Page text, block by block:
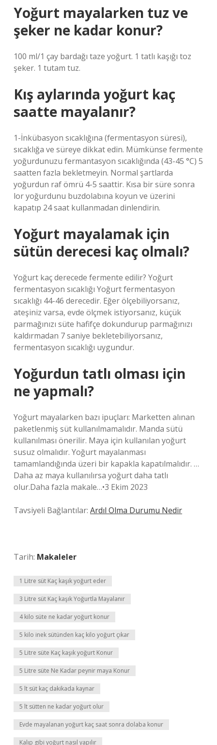
Yoğurt mayalarken tuz ve
şeker ne kadar konur?
100 ml/1 çay bardağı taze yoğurt. 1 tatlı kaşığı toz
şeker. 1 tutam tuz.
Kış aylarında yoğurt kaç
saatte mayalanır?
1-İnkübasyon sıcaklığına (fermentasyon süresi),
sıcaklığa ve süreye dikkat edin. Mümkünse fermente
yoğurdunuzu fermantasyon sıcaklığında (43-45 °C) 5
saatten fazla bekletmeyin. Normal şartlarda
yoğurdun raf ömrü 4-5 saattir. Kısa bir süre sonra
lor yoğurdunu buzdolabına koyun ve üzerini
kapatıp 24 saat kullanmadan dinlendirin.
Yoğurt mayalamak için
sütün derecesi kaç olmalı?
Yoğurt kaç derecede fermente edilir? Yoğurt
fermentasyon sıcaklığı Yoğurt fermentasyon
sıcaklığı 44-46 derecedir. Eğer ölçebiliyorsanız,
ateşiniz varsa, evde ölçmek istiyorsanız, küçük
parmağınızı süte hafifçe dokundurup parmağınızı
kaldırmadan 7 saniye bekletebiliyorsanız,
fermentasyon sıcaklığı uygundur.
Yoğurdun tatlı olması için
ne yapmalı?
Yoğurt mayalarken bazı ipuçları: Marketten alınan
paketlenmiş süt kullanılmamalıdır. Manda sütü
kullanılması önerilir. Maya için kullanılan yoğurt
susuz olmalıdır. Yoğurt mayalanması
tamamlandığında üzeri bir kapakla kapatılmalıdır. …
Daha az maya kullanılırsa yoğurt daha tatlı
olur.Daha fazla makale…•3 Ekim 2023
Tavsiyeli Bağlantılar: Ardıl Olma Durumu Nedir
Tarih: Makaleler
1 Litre süt Kaç kaşık yoğurt eder
3 Litre süt Kaç kaşık Yoğurtla Mayalanır
4 kilo süte ne kadar yoğurt konur
5 kilo inek sütünden kaç kilo yoğurt çıkar
5 Litre süte Kaç kaşık yoğurt Konur
5 Litre süte Ne Kadar peynir maya Konur
5 lt süt kaç dakikada kaynar
5 lt sütten ne kadar yoğurt olur
Evde mayalanan yoğurt kaç saat sonra dolaba konur
Kalıp gibi yoğurt nasıl yapılır